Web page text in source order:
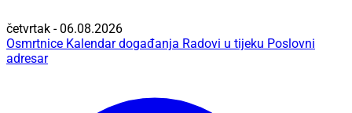
četvrtak - 06.08.2026
Osmrtnice Kalendar događanja Radovi u tijeku Poslovni
adresar